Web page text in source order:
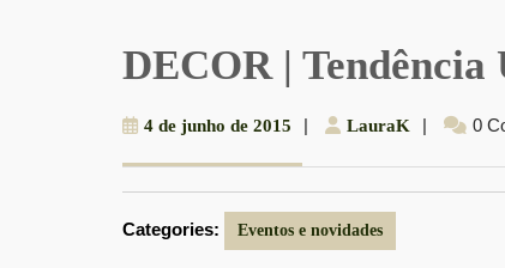
DECOR |
4 de junho de 2015
2015
| LauraK LauraK
| 0
Categories: Eventos e novidades